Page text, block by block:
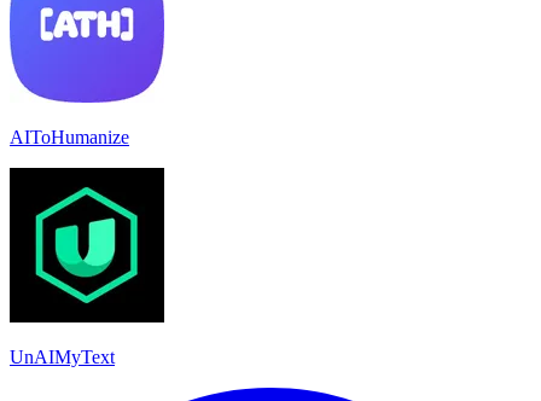
AIToHumanize
UnAIMyText